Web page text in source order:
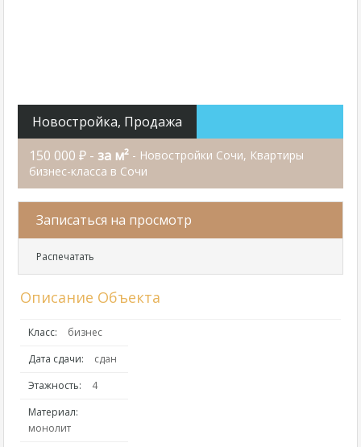
Новостройка, Продажа
150 000 ₽ - за м² - Новостройки Сочи, Квартиры
бизнес-класса в Сочи
Записаться на просмотр
Распечатать
Описание Объекта
Класс:
бизнес
Дата сдачи:
сдан
Этажность:
4
Материал:
монолит